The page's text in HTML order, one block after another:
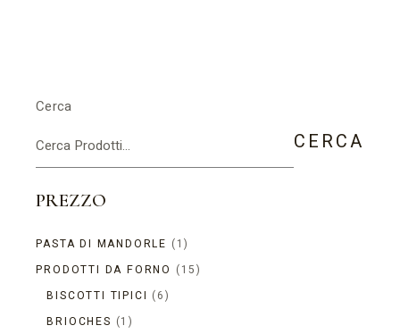
Cerca
CERCA
PREZZO
PASTA DI MANDORLE 11
PRODOTTO
PRODOTTI DA FORNO
1515
PRODOTTI
BISCOTTI TIPICI
66
PRODOTTI
BRIOCHES
11
PRODOTTO